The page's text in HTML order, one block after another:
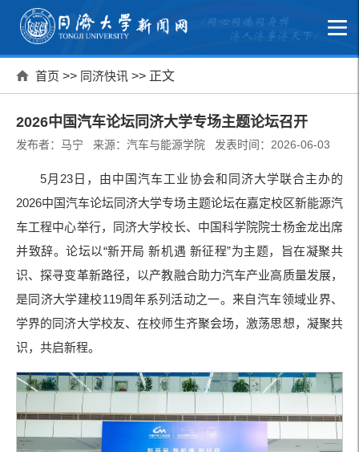
首页 >> 同济快讯 >> 正文
2026中国汽车论坛同济大学专场主题论坛召开
发布者：马宁 来源：汽车与能源学院 发表时间：2026-06-03
5月23日，由中国汽车工业协会和同济大学联合主办的
2026中国汽车论坛同济大学专场主题论坛在嘉定校区新能源汽
车工程中心举行，同济大学校长、中国科学院院士杨金龙出席
并致辞。论坛以“新开局 新机遇 新征程”为主题，旨在凝聚共
识、探寻变革新路径，以产教融合助力汽车产业高质量发展，
是同济大学建校119周年系列活动之一。来自汽车领域业界、
学界的同济大学校友、在校师生齐聚会场，激荡思想，凝聚共
识，共启新程。